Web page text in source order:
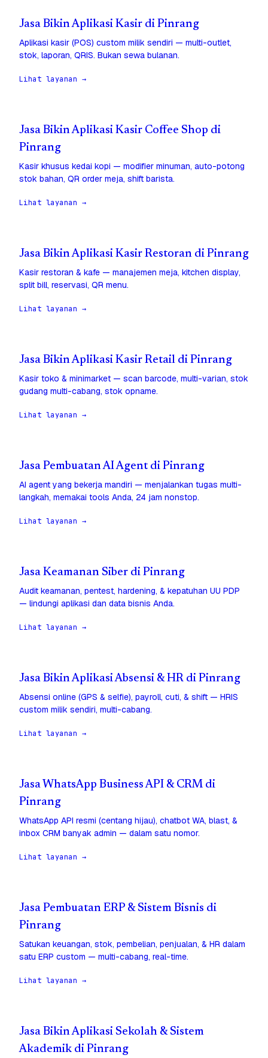
Jasa Bikin Aplikasi Kasir di Pinrang
Aplikasi kasir (POS) custom milik sendiri — multi-outlet,
stok, laporan, QRIS. Bukan sewa bulanan.
Lihat layanan →
Jasa Bikin Aplikasi Kasir Coffee Shop di
Pinrang
Kasir khusus kedai kopi — modifier minuman, auto-potong
stok bahan, QR order meja, shift barista.
Lihat layanan →
Jasa Bikin Aplikasi Kasir Restoran di Pinrang
Kasir restoran & kafe — manajemen meja, kitchen display,
split bill, reservasi, QR menu.
Lihat layanan →
Jasa Bikin Aplikasi Kasir Retail di Pinrang
Kasir toko & minimarket — scan barcode, multi-varian, stok
gudang multi-cabang, stok opname.
Lihat layanan →
Jasa Pembuatan AI Agent di Pinrang
AI agent yang bekerja mandiri — menjalankan tugas multi-
langkah, memakai tools Anda, 24 jam nonstop.
Lihat layanan →
Jasa Keamanan Siber di Pinrang
Audit keamanan, pentest, hardening, & kepatuhan UU PDP
— lindungi aplikasi dan data bisnis Anda.
Lihat layanan →
Jasa Bikin Aplikasi Absensi & HR di Pinrang
Absensi online (GPS & selfie), payroll, cuti, & shift — HRIS
custom milik sendiri, multi-cabang.
Lihat layanan →
Jasa WhatsApp Business API & CRM di
Pinrang
WhatsApp API resmi (centang hijau), chatbot WA, blast, &
inbox CRM banyak admin — dalam satu nomor.
Lihat layanan →
Jasa Pembuatan ERP & Sistem Bisnis di
Pinrang
Satukan keuangan, stok, pembelian, penjualan, & HR dalam
satu ERP custom — multi-cabang, real-time.
Lihat layanan →
Jasa Bikin Aplikasi Sekolah & Sistem
Akademik di Pinrang